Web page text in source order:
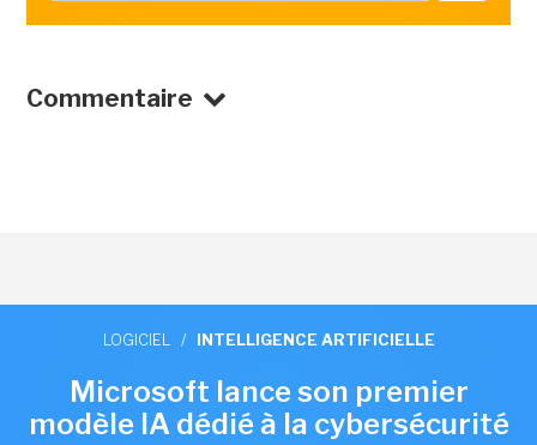
Commentaire
LOGICIEL / INTELLIGENCE ARTIFICIELLE
Microsoft lance son premier
modèle IA dédié à la cybersécurité